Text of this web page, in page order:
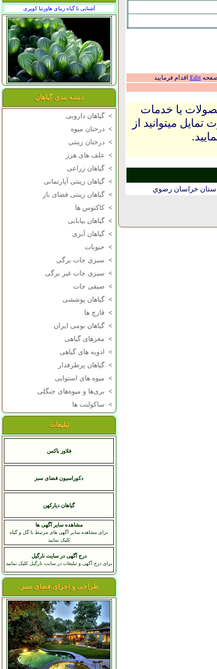
آشنایی با گیاه زیبای هاورتیا کوپری
دسته بندی گیاهان
> گیاهان دارویی
> درختان میوه
> درختان زینتی
> علف های هرز
> گیاهان زراعی
> گیاهان زینتی آپارتمانی
> گیاهان زینتی فضای باز
> کاکتوس ها
> گیاهان بیابانی
> گیاهان آبزی
> حبوبات
> سبزی جات برگی
> سبزی جات غیر برگی
> صیفی جات
> گیاهان پوششی
> قارچ ها
> گیاهان بومی ایران
> مغزهای گیاهی
>
ادویه های گیاهی
> گیاهان پرطرفدار
> میوه های استوایی
> بری‌ها و میوه‌های جنگلی
> ساکولنت ها
تبلیغات
فلاور باکس
دکوراسیون فضای سبز
گياهان ديارکهن
مشاهده سایر آگهی ها
برای مشاهده سایر آگهی های مرتبط با گل و گیاه
کلیک نمایید
درج آگهی در سایت نارگیل
برای درج آگهی و تبلیغات در سایت نارگیل کلیک نمایید
طراحی و اجرای فضای سبز
صفحهEdit اقدام فرمایید
یا خدمات
میتوانید از
خراسان رضوي